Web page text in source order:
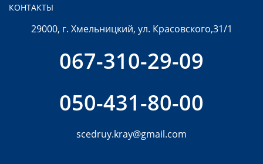
КОНТАКТЫ
29000, г. Хмельницкий, ул. Красовского,31/1
067-310-29-09
050-431-80-00
scedruy.kray@gmail.com